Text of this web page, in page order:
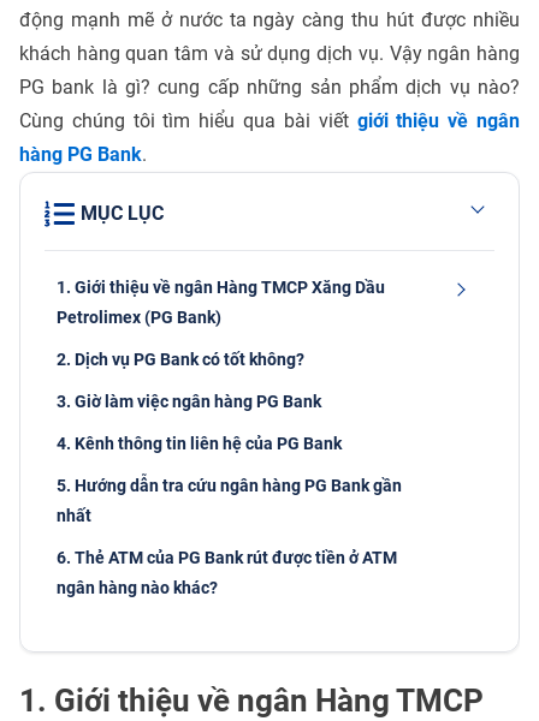
động mạnh mẽ ở nước ta ngày càng thu hút được nhiều
khách hàng quan tâm và sử dụng dịch vụ. Vậy ngân hàng
PG bank là gì? cung cấp những sản phẩm dịch vụ nào?
Cùng chúng tôi tìm hiểu qua bài viết giới thiệu về ngân
hàng PG Bank.
MỤC LỤC
1. Giới thiệu về ngân Hàng TMCP Xăng Dầu
Petrolimex (PG Bank)
2. Dịch vụ PG Bank có tốt không?
3. Giờ làm việc ngân hàng PG Bank
4. Kênh thông tin liên hệ của PG Bank
5. Hướng dẫn tra cứu ngân hàng PG Bank gần
nhất
6. Thẻ ATM của PG Bank rút được tiền ở ATM
ngân hàng nào khác?
1. Giới thiệu về ngân Hàng TMCP